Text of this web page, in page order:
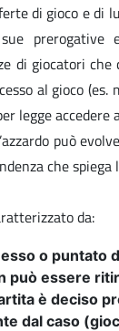
di gioco e di
prerogative
di giocatori
al gioco
legge accedere
può
che
da:
o puntato
può essere
è deciso
dal caso